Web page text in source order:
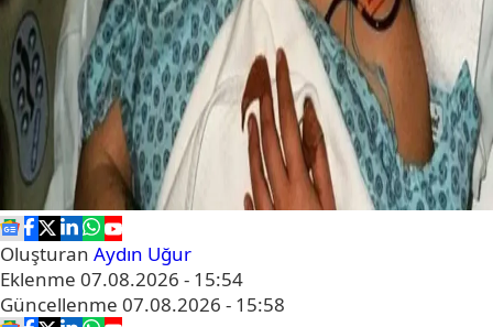
Oluşturan Aydın Uğur
Eklenme 07.08.2026 - 15:54
Güncellenme 07.08.2026 - 15:58